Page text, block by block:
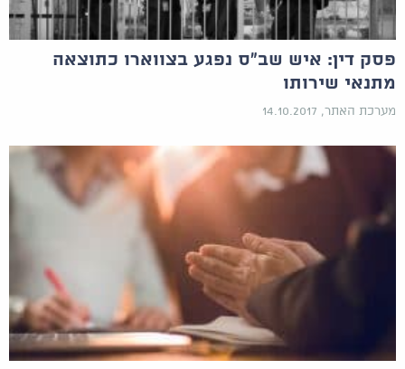
פסק דין: איש שב"ס נפגע בצווארו כתוצאה
מתנאי שירותו
מערכת האתר, 14.10.2017